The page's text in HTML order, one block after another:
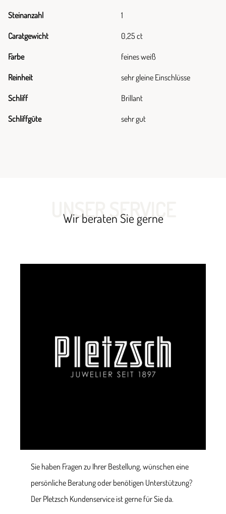
Steinanzahl 1
Caratgewicht 0,25 ct
Farbe feines weiß
Reinheit sehr gleine Einschlüsse
Schliff Brillant
Schliffgüte sehr gut
UNSER SERVICE
Wir beraten Sie gerne
Sie haben Fragen zu Ihrer Bestellung, wünschen eine
persönliche Beratung oder benötigen Unterstützung?
Der Pletzsch Kundenservice ist gerne für Sie da.